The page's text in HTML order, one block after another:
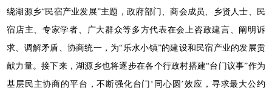
绕湖源乡“民宿产业发展”主题，政府部门、商会成员、乡贤人士、民
宿店主、专家学者、广大群众等多方代表在会上咨政建言、阐明诉
求、调解矛盾、协商统一，为“乐水小镇”的建设和民宿产业的发展贡
献力量。接下来，湖源乡也将逐步在各个行政村搭建“台门议事”作为
基层民主协商的平台，不断强化台门‘同心圆’效应，寻求最大公约